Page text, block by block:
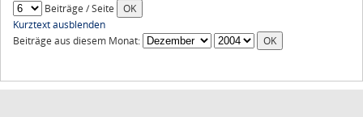
Beiträge / Seite
Kurztext ausblenden
Beiträge aus diesem Monat: